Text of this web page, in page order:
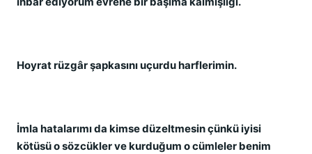
Hoyrat rüzgâr şapkasını uçurdu harflerimin.
İmla hatalarımı da kimse düzeltmesin çünkü iyisi
kötüsü o sözcükler ve kurduğum o cümleler benim